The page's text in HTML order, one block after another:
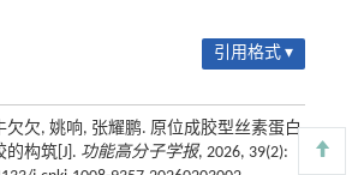
引用格式 ▾
欠欠, 姚响, 张耀鹏. 原位成胶型丝素蛋白
的构筑[J]. 功能高分子学报, 2026, 39(2):